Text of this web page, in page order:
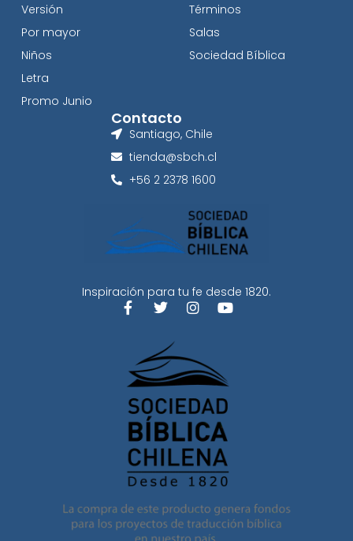
Inspiración para tu fe desde 1820.
Versión
Por mayor
Niños
Letra
Promo Junio
Términos
Salas
Sociedad Bíblica
Contacto
Santiago, Chile
tienda@sbch.cl
+56 2 2378 1600